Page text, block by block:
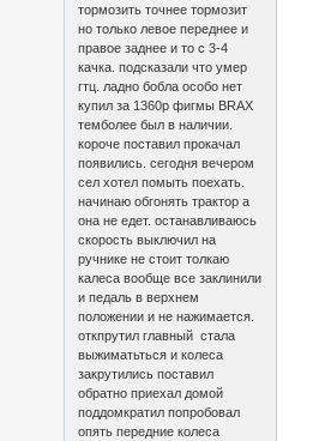
тормозить точнее тормозит
но только левое переднее и
правое заднее и то с 3-4
качка. подсказали что умер
гтц. ладно бобла особо нет
купил за 1360р фигмы BRAX
темболее был в наличии.
короче поставил прокачал
появились. сегодня вечером
сел хотел помыть поехать.
начинаю обгонять трактор а
она не едет. останавливаюсь
скорость выключил на
ручнике не стоит толкаю
калеса вообще все заклинили
и педаль в верхнем
положении и не нажимается.
откпрутил главный стала
выжиматьться и колеса
закрутились поставил
обратно приехал домой
поддомкратил попробовал
опять передние колеса